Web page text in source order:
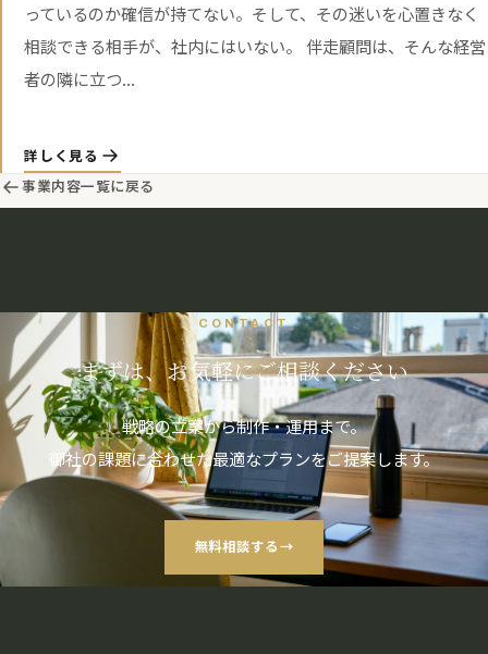
っているのか確信が持てない。そして、その迷いを心置きなく
相談できる相手が、社内にはいない。 伴走顧問は、そんな経営
者の隣に立つ...
詳しく見る
事業内容一覧に戻る
CONTACT
まずは、お気軽にご相談ください
戦略の立案から制作・運用まで。
御社の課題に合わせた最適なプランをご提案します。
無料相談する →